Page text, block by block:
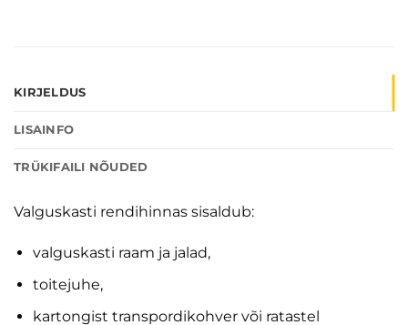
KIRJELDUS
LISAINFO
TRÜKIFAILI NÕUDED
Valguskasti rendihinnas sisaldub:
valguskasti raam ja jalad,
toitejuhe,
kartongist transpordikohver või ratastel